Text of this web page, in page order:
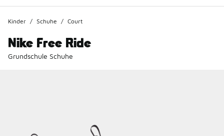
Kinder / Schuhe / Court
Nike Free Ride
Grundschule Schuhe